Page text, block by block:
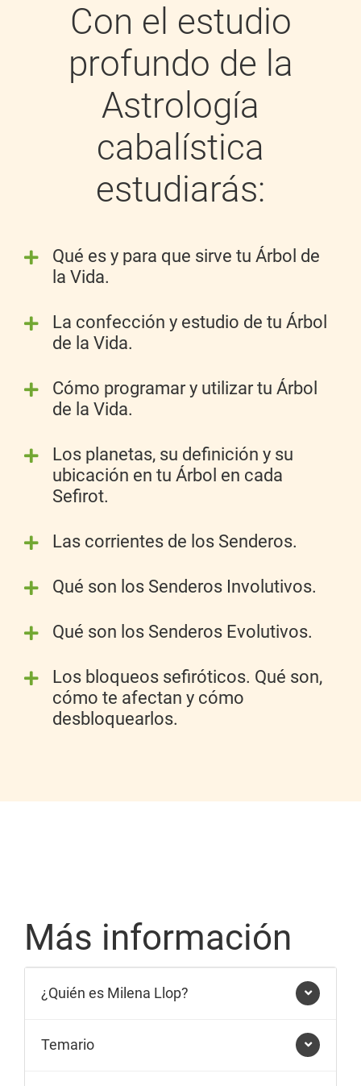
Con el estudio
profundo de la
Astrología
cabalística
estudiarás:
Qué es y para que sirve tu Árbol de
la Vida.
La confección y estudio de tu Árbol
de la Vida.
Cómo programar y utilizar tu Árbol
de la Vida.
Los planetas, su definición y su
ubicación en tu Árbol en cada
Sefirot.
Las corrientes de los Senderos.
Qué son los Senderos Involutivos.
Qué son los Senderos Evolutivos.
Los bloqueos sefiróticos. Qué son,
cómo te afectan y cómo
desbloquearlos.
Más información
¿Quién es Milena Llop?
Temario